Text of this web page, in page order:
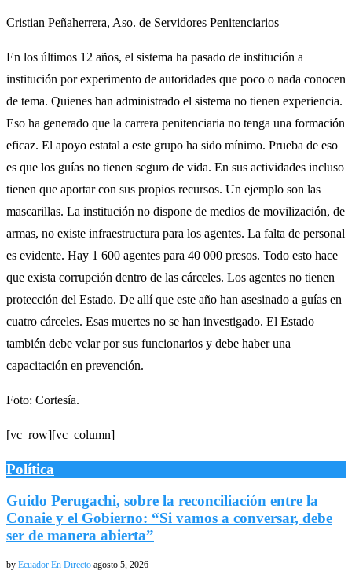
Cristian Peñaherrera, Aso. de Servidores Penitenciarios
En los últimos 12 años, el sistema ha pasado de institución a
institución por experimento de autoridades que poco o nada conocen
de tema. Quienes han administrado el sistema no tienen experiencia.
Eso ha generado que la carrera penitenciaria no tenga una formación
eficaz. El apoyo estatal a este grupo ha sido mínimo. Prueba de eso
es que los guías no tienen seguro de vida. En sus actividades incluso
tienen que aportar con sus propios recursos. Un ejemplo son las
mascarillas. La institución no dispone de medios de movilización, de
armas, no existe infraestructura para los agentes. La falta de personal
es evidente. Hay 1 600 agentes para 40 000 presos. Todo esto hace
que exista corrupción dentro de las cárceles. Los agentes no tienen
protección del Estado. De allí que este año han asesinado a guías en
cuatro cárceles. Esas muertes no se han investigado. El Estado
también debe velar por sus funcionarios y debe haber una
capacitación en prevención.
Foto: Cortesía.
[vc_row][vc_column]
Política
Guido Perugachi, sobre la reconciliación entre la
Conaie y el Gobierno: “Si vamos a conversar, debe
ser de manera abierta”
by Ecuador En Directo agosto 5, 2026